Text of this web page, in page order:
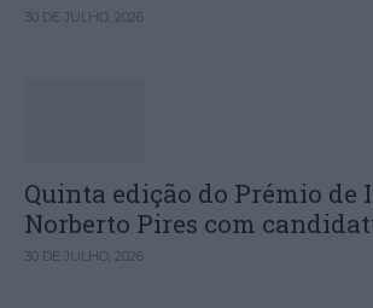
30 DE JULHO, 2026
Quinta edição do Prémio de
Norberto Pires com
30 DE JULHO, 2026